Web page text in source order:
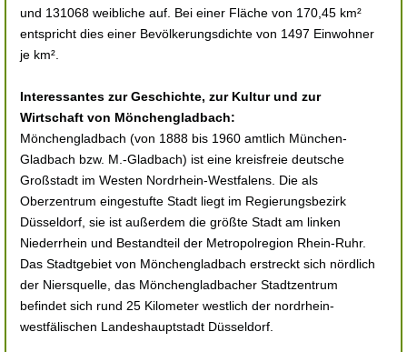
und 131068 weibliche auf. Bei einer Fläche von 170,45 km²
entspricht dies einer Bevölkerungsdichte von 1497 Einwohner
je km².
Interessantes zur Geschichte, zur Kultur und zur
Wirtschaft von Mönchengladbach:
Mönchengladbach (von 1888 bis 1960 amtlich München-
Gladbach bzw. M.-Gladbach) ist eine kreisfreie deutsche
Großstadt im Westen Nordrhein-Westfalens. Die als
Oberzentrum eingestufte Stadt liegt im Regierungsbezirk
Düsseldorf, sie ist außerdem die größte Stadt am linken
Niederrhein und Bestandteil der Metropolregion Rhein-Ruhr.
Das Stadtgebiet von Mönchengladbach erstreckt sich nördlich
der Niersquelle, das Mönchengladbacher Stadtzentrum
befindet sich rund 25 Kilometer westlich der nordrhein-
westfälischen Landeshauptstadt Düsseldorf.